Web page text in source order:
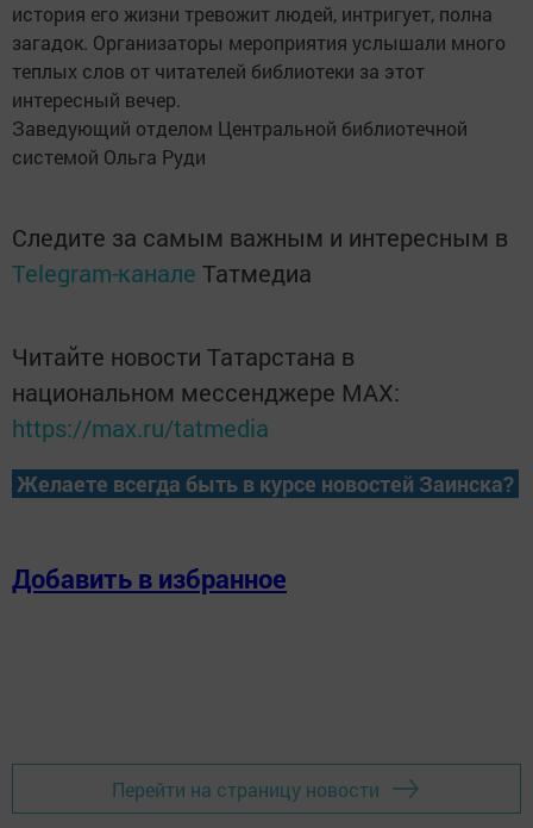
история его жизни тревожит людей, интригует, полна
загадок. Организаторы мероприятия услышали много
теплых слов от читателей библиотеки за этот
интересный вечер.
Заведующий отделом Центральной библиотечной
системой Ольга Руди
Следите за самым важным и интересным в
Telegram-канале Татмедиа
Читайте новости Татарстана в
национальном мессенджере MАХ:
https://max.ru/tatmedia
Желаете всегда быть в курсе новостей Заинска?
Добавить в избранное
Перейти на страницу новости